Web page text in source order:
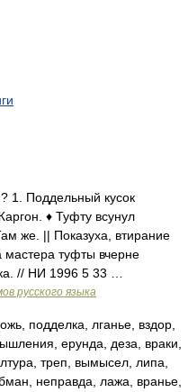
1. Поддельный кусок
♦ Туфту всунул
же. || Показуха, втирание
мастера туфты вчерне
// НИ 1996 5 33 …
русского языка
подделка, лганье, вздор,
ерунда, деза, враки,
треп, вымысел, липа,
неправда, лажа, вранье,